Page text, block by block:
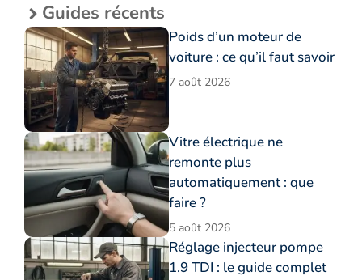
Guides récents
Poids d’un moteur de
voiture : ce qu’il faut savoir
7 août 2026
Vitre électrique ne
remonte plus
automatiquement : que
faire ?
5 août 2026
Réglage injecteur pompe
1.9 TDI : le guide complet